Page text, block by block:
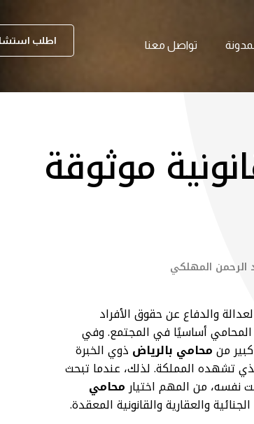
تواصل معنا اطلب
موثوقة
الرحمن المهلكي
والدفاع عن حقوق الأفراد
المحامي أساسيًا في المجتمع. وفي
منمحامي بالرياض ذوي الخبرة
تشهده المملكة. لذلك، عندما تبحث
نفسه، من المهم اختيارمحامي
والعقارية والقانونية المعقدة.